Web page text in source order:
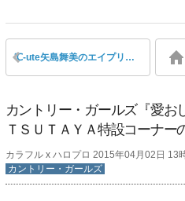
℃-ute矢島舞美のエイプリルフールブログ「 久々に怪我した～、、、」
カントリー・ガールズ『愛お
ＴＳＵＴＡＹＡ特設コーナー
カラフル x ハロプロ 2015年04月02日 13
カントリー・ガールズ